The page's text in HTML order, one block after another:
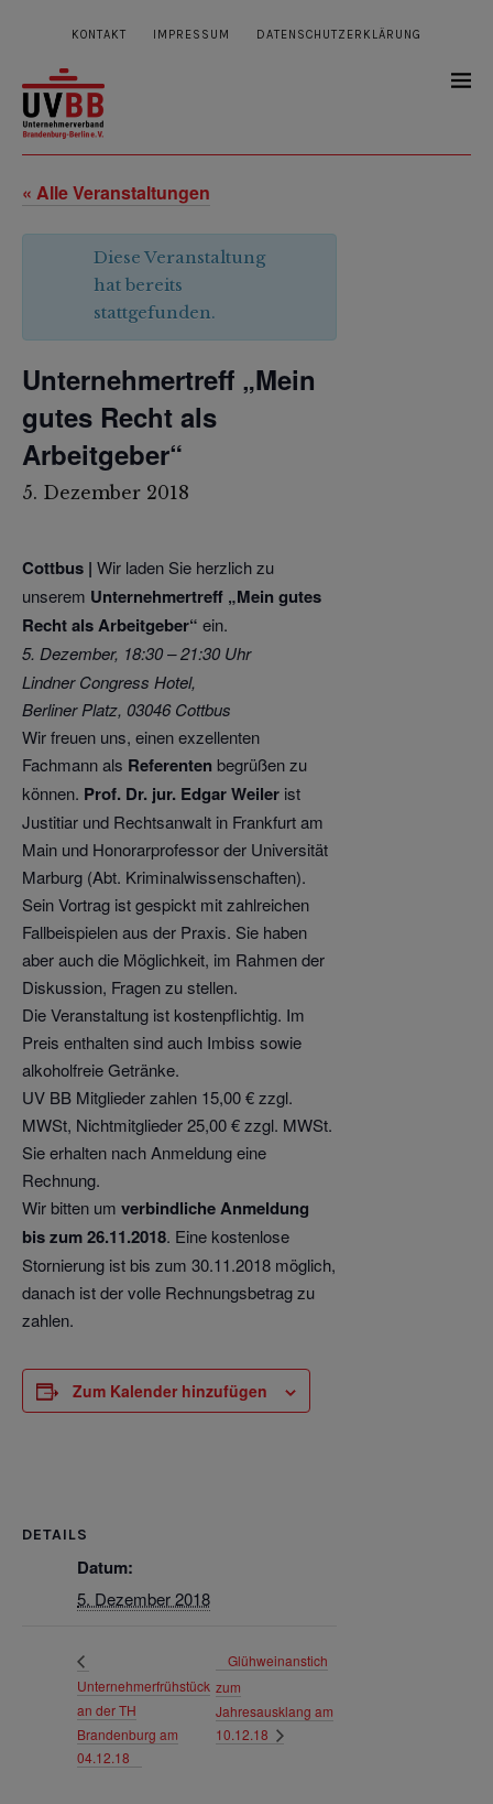
KONTAKT IMPRESSUM DATENSCHUTZERKLÄRUNG
« Alle Veranstaltungen
Diese Veranstaltung
hat bereits
stattgefunden.
Unternehmertreff „Mein
gutes Recht als
Arbeitgeber“
5. Dezember 2018
Cottbus | Wir laden Sie herzlich zu
unserem Unternehmertreff „Mein gutes
Recht als Arbeitgeber“ ein.
5. Dezember, 18:30 – 21:30 Uhr
Lindner Congress Hotel,
Berliner Platz, 03046 Cottbus
Wir freuen uns, einen exzellenten
Fachmann als Referenten begrüßen zu
können. Prof. Dr. jur. Edgar Weiler ist
Justitiar und Rechtsanwalt in Frankfurt am
Main und Honorarprofessor der Universität
Marburg (Abt. Kriminalwissenschaften).
Sein Vortrag ist gespickt mit zahlreichen
Fallbeispielen aus der Praxis. Sie haben
aber auch die Möglichkeit, im Rahmen der
Diskussion, Fragen zu stellen.
Die Veranstaltung ist kostenpflichtig. Im
Preis enthalten sind auch Imbiss sowie
alkoholfreie Getränke.
UV BB Mitglieder zahlen 15,00 € zzgl.
MWSt, Nichtmitglieder 25,00 € zzgl. MWSt.
Sie erhalten nach Anmeldung eine
Rechnung.
Wir bitten um verbindliche Anmeldung
bis zum 26.11.2018. Eine kostenlose
Stornierung ist bis zum 30.11.2018 möglich,
danach ist der volle Rechnungsbetrag zu
zahlen.
Zum Kalender hinzufügen
DETAILS
Datum:
5. Dezember 2018
Unternehmerfrühstück
an der TH
Brandenburg am
04.12.18
Glühweinanstich
zum
Jahresausklang am
10.12.18